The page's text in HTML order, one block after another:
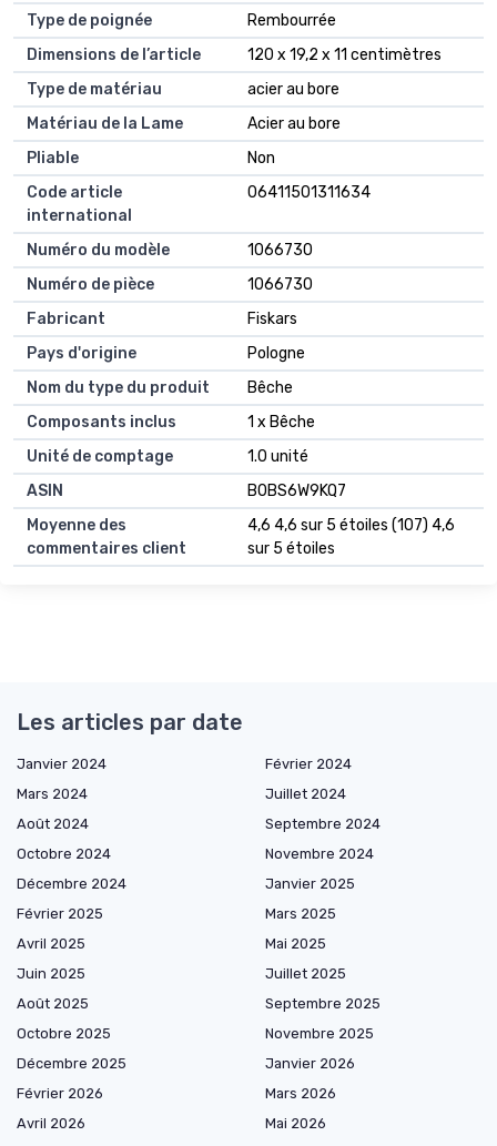
Type de poignée
Rembourrée
Dimensions de l’article
120 x 19,2 x 11 centimètres
Type de matériau
acier au bore
Matériau de la Lame
Acier au bore
Pliable
Non
Code article
international
06411501311634
Numéro du modèle
1066730
Numéro de pièce
1066730
Fabricant
Fiskars
Pays d'origine
Pologne
Nom du type du produit
Bêche
Composants inclus
1 x Bêche
Unité de comptage
1.0 unité
ASIN
B0BS6W9KQ7
Moyenne des
commentaires client
4,6 4,6 sur 5 étoiles (107) 4,6
sur 5 étoiles
Les articles par date
Janvier 2024
Février 2024
Mars 2024
Juillet 2024
Août 2024
Septembre 2024
Octobre 2024
Novembre 2024
Décembre 2024
Janvier 2025
Février 2025
Mars 2025
Avril 2025
Mai 2025
Juin 2025
Juillet 2025
Août 2025
Septembre 2025
Octobre 2025
Novembre 2025
Décembre 2025
Janvier 2026
Février 2026
Mars 2026
Avril 2026
Mai 2026